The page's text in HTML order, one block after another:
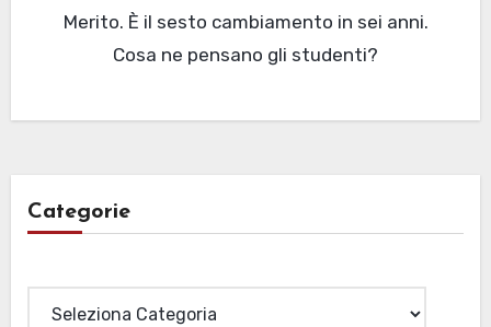
Merito. È il sesto cambiamento in sei anni.
Cosa ne pensano gli studenti?
Categorie